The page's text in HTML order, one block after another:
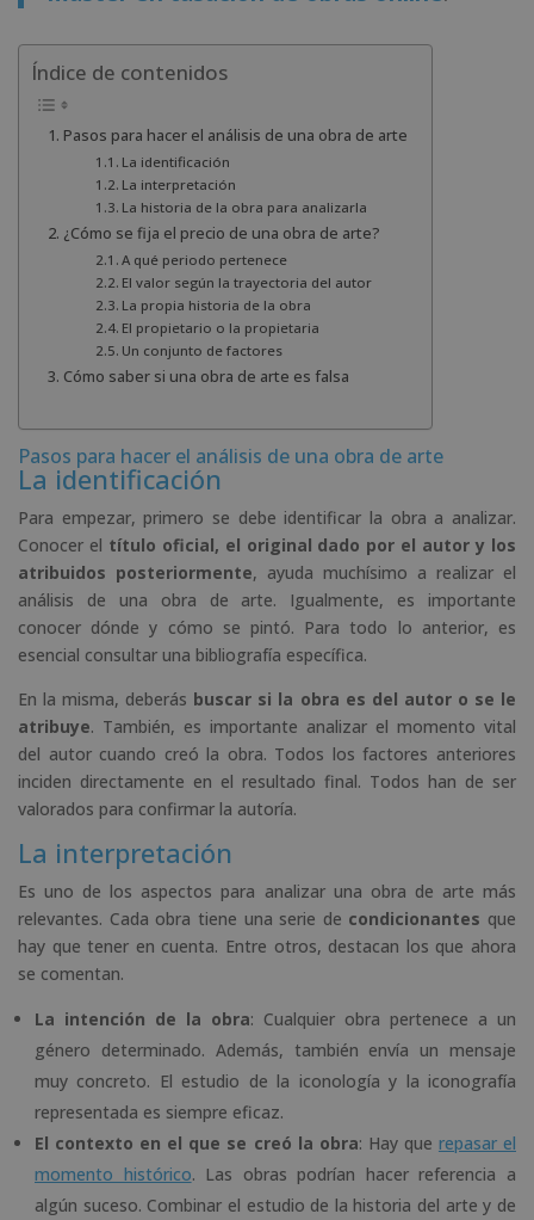
Índice de contenidos
Pasos para hacer el análisis de una obra de arte
La identificación
La interpretación
La historia de la obra para analizarla
¿Cómo se fija el precio de una obra de arte?
A qué periodo pertenece
El valor según la trayectoria del autor
La propia historia de la obra
El propietario o la propietaria
Un conjunto de factores
Cómo saber si una obra de arte es falsa
Pasos para hacer el análisis de una obra de arte
La identificación
Para empezar, primero se debe identificar la obra a analizar.
Conocer el título oficial, el original dado por el autor y los
atribuidos posteriormente, ayuda muchísimo a realizar el
análisis de una obra de arte. Igualmente, es importante
conocer dónde y cómo se pintó. Para todo lo anterior, es
esencial consultar una bibliografía específica.
En la misma, deberás buscar si la obra es del autor o se le
atribuye. También, es importante analizar el momento vital
del autor cuando creó la obra. Todos los factores anteriores
inciden directamente en el resultado final. Todos han de ser
valorados para confirmar la autoría.
La interpretación
Es uno de los aspectos para analizar una obra de arte más
relevantes. Cada obra tiene una serie de condicionantes que
hay que tener en cuenta. Entre otros, destacan los que ahora
se comentan.
La intención de la obra: Cualquier obra pertenece a un
género determinado. Además, también envía un mensaje
muy concreto. El estudio de la iconología y la iconografía
representada es siempre eficaz.
El contexto en el que se creó la obra: Hay que repasar el
momento histórico. Las obras podrían hacer referencia a
algún suceso. Combinar el estudio de la historia del arte y de